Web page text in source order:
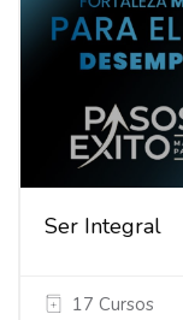
Ser Integral
17 Cursos